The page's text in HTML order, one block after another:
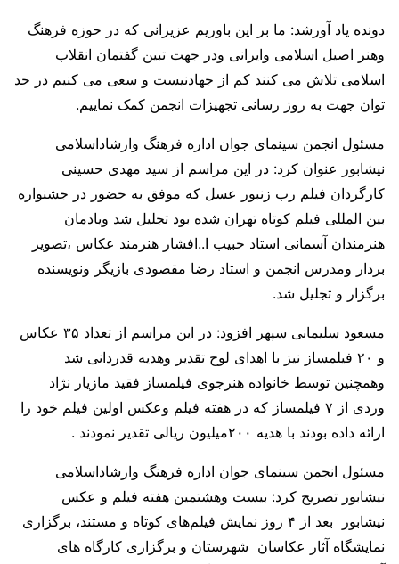
دونده یاد آورشد: ما بر این باوریم عزیزانی که در حوزه فرهنگ
وهنر اصیل اسلامی وایرانی ودر جهت تبین گفتمان انقلاب
اسلامی تلاش می کنند کم از جهادنیست و سعی می کنیم در حد
توان جهت به روز رسانی تجهیزات انجمن کمک نماییم.
مسئول انجمن سینمای جوان اداره فرهنگ وارشاداسلامی
نیشابور عنوان کرد: در این مراسم از سید مهدی حسینی
کارگردان فیلم رب زنبور عسل که موفق به حضور در جشنواره
بین المللی فیلم کوتاه تهران شده بود تجلیل شد ویادمان
هنرمندان آسمانی استاد حبیب ا..افشار هنرمند عکاس ،تصویر
بردار ومدرس انجمن و استاد رضا مقصودی بازیگر ونویسنده
برگزار و تجلیل شد.
مسعود سلیمانی سپهر افزود: در این مراسم از تعداد ۳۵ عکاس
و ۲۰ فیلمساز نیز با اهدای لوح تقدیر وهدیه قدردانی شد
وهمچنین توسط خانواده هنرجوی فیلمساز فقید مازیار نژاد
وردی از ۷ فیلمساز که در هفته فیلم وعکس اولین فیلم خود را
ارائه داده بودند با هدیه ۲۰۰میلیون ریالی تقدیر نمودند .
مسئول انجمن سینمای جوان اداره فرهنگ وارشاداسلامی
نیشابور تصریح کرد: بیست وهشتمین هفته فیلم و عکس
نیشابور بعد از ۴ روز نمایش فیلم‌های کوتاه و مستند، برگزاری
نمایشگاه آثار عکاسان شهرستان و برگزاری کارگاه‌ های